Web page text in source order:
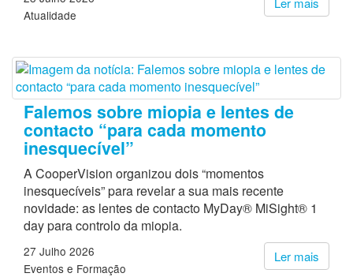
Atualidade
Falemos sobre miopia e lentes de
contacto “para cada momento
inesquecível”
A CooperVision organizou dois “momentos
inesquecíveis” para revelar a sua mais recente
novidade: as lentes de contacto MyDay® MiSight® 1
day para controlo da miopia.
Ler mais
27 Julho 2026
Eventos e Formação